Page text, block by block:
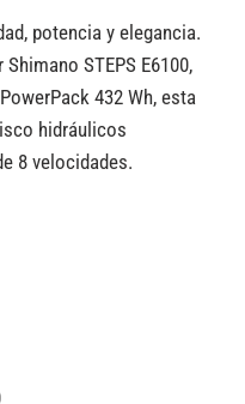
potencia y elegancia.
STEPS E6100,
432 Wh, esta
hidráulicos
8 velocidades.